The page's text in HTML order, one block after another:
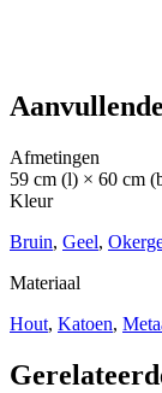
Afmetingen
59 cm (l) × 60 cm
Kleur
Bruin, Geel,
Materiaal
Hout, Katoen,